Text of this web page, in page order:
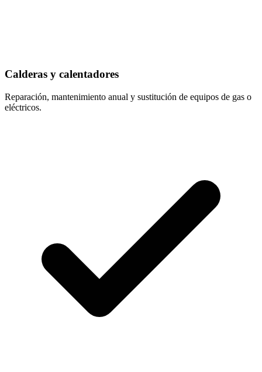
Calderas y calentadores
Reparación, mantenimiento anual y sustitución de equipos de gas o
eléctricos.